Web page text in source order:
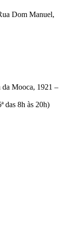
Dom Manuel,
da Mooca, 1921 –
das 8h às 20h)